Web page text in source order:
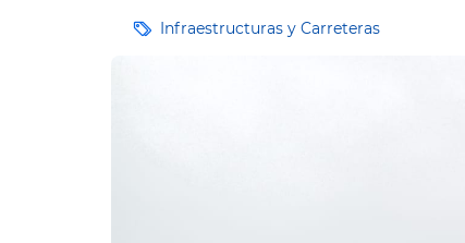
EtiquetasInfraestructuras y Carreteras